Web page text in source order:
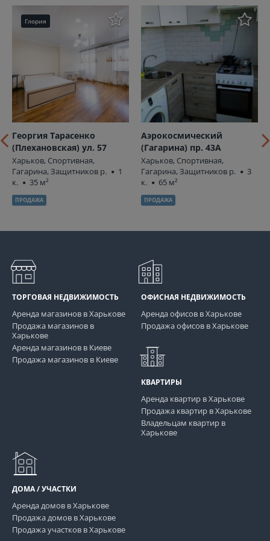
Глория
Георгия Тарасенко
(Плехановская) ул. 57
Харьков, Спортивная,
Гагарина, Защитников р.
1
к.
35 м²
ПРОДАЖА
Аэрокосмический
(Гагарина) пр. 43А
Харьков, Спортивная,
Гагарина, Защитников р.
3
к.
65 м²
ПРОДАЖА
ТОРГОВАЯ НЕДВИЖИМОСТЬ
Аренда магазинов в Харькове
Продажа магазинов в
Харькове
Аренда магазинов в Киеве
Продажа магазинов в Киеве
ОФИСНАЯ НЕДВИЖИМОСТЬ
Аренда офисов в Харькове
Продажа офисов в Харькове
КВАРТИРЫ
Аренда квартир в Харькове
Продажа квартир в Харькове
Владельцам квартир в
Харькове
ДОМА / УЧАСТКИ
Аренда домов в Харькове
Продажа домов в Харькове
Продажа участков в Харькове